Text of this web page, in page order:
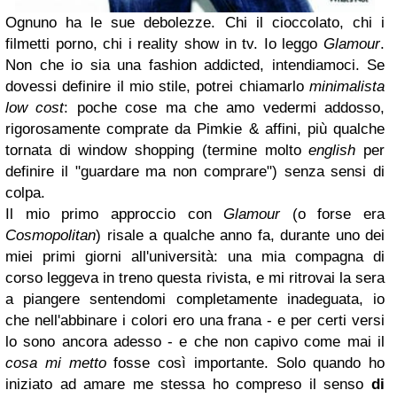
Ognuno ha le sue debolezze. Chi il cioccolato, chi i
filmetti porno, chi i reality show in tv. Io leggo Glamour.
Non che io sia una fashion addicted, intendiamoci. Se
dovessi definire il mio stile, potrei chiamarlo minimalista
low cost: poche cose ma che amo vedermi addosso,
rigorosamente comprate da Pimkie & affini, più qualche
tornata di window shopping (termine moltoenglish per
definire il "guardare ma non comprare") senza sensi di
colpa.
Il mio primo approccio conGlamour(o forse era
Cosmopolitan) risale a qualche anno fa, durante uno dei
miei primi giorni all'università: una mia compagna di
corso leggeva in treno questa rivista, e mi ritrovai la sera
a piangere sentendomi completamente inadeguata, io
che nell'abbinare i colori ero una frana - e per certi versi
lo sono ancora adesso - e che non capivo come mai il
cosa mi mettofosse così importante. Solo quando ho
iniziato ad amare me stessa ho compreso il senso di